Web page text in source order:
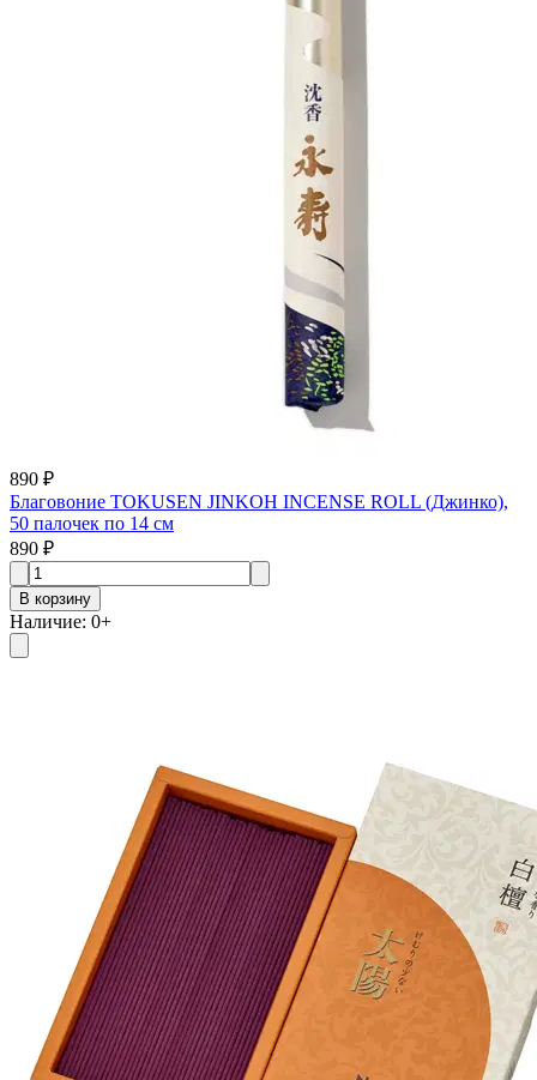
890 ₽
Благовоние TOKUSEN JINKOH INCENSE ROLL (Джинко),
50 палочек по 14 см
890 ₽
В корзину
Наличие: 0+